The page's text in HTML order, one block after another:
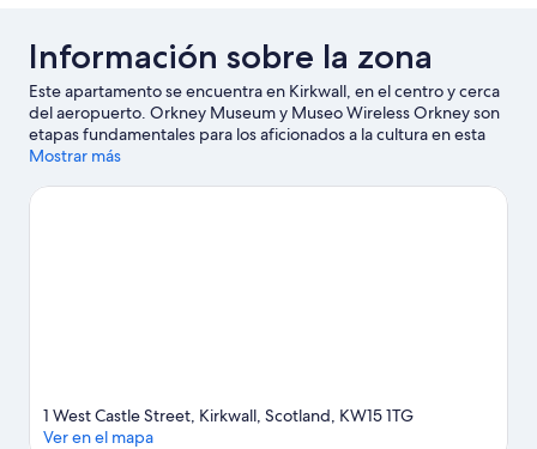
Información sobre la zona
Este apartamento se encuentra en Kirkwall, en el centro y cerca
del aeropuerto. Orkney Museum y Museo Wireless Orkney son
etapas fundamentales para los aficionados a la cultura en esta
región, donde también puedes acercarte a lugares
Pickaquoy Centre y Museo de Stromness también merecen la
Mostrar más
1 West Castle Street, Kirkwall, Scotland, KW15 1TG
Ver en el mapa